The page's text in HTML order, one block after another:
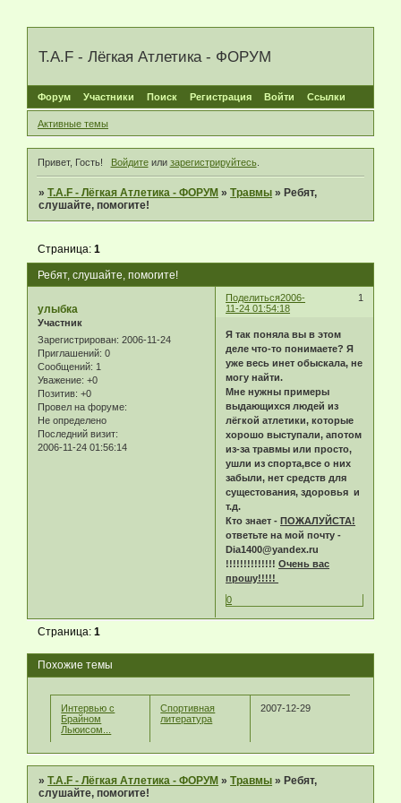
T.A.F - Лёгкая Атлетика - ФОРУМ
Форум Участники Поиск Регистрация Войти Ссылки
Активные темы
Привет, Гость! Войдитеили зарегистрируйтесь.
»T.A.F - Лёгкая Атлетика - ФОРУМ »Травмы » Ребят,
слушайте, помогите!
Ребят, слушайте, помогите!
Страница:1
Поделиться 1
2006-
11-24 01:54:18
улыбка
Участник
Зарегистрирован: 2006-11-24
Приглашений: 0
Сообщений: 1
Уважение: +0
Позитив: +0
Провел на форуме:
Не определено
Последний визит:
2006-11-24 01:56:14
Я так поняла вы в этом
деле что-то понимаете? Я
уже весь инет обыскала, не
могу найти.
Мне нужны примеры
выдающихся людей из
лёгкой атлетики, которые
хорошо выступали, апотом
из-за травмы или просто,
ушли из спорта,все о них
забыли, нет средств для
сущестования, здоровья и
т.д.
Кто знает -ПОЖАЛУЙСТА!
ответьте на мой почту -
Dia1400@yandex.ru
!!!!!!!!!!!!!!Очень вас
прошу!!!!!
0
Страница:1
Похожие темы
Интервью с
Брайном
Льюисом...
Спортивная
литература
2007-12-29
»T.A.F - Лёгкая Атлетика - ФОРУМ »Травмы » Ребят,
слушайте, помогите!